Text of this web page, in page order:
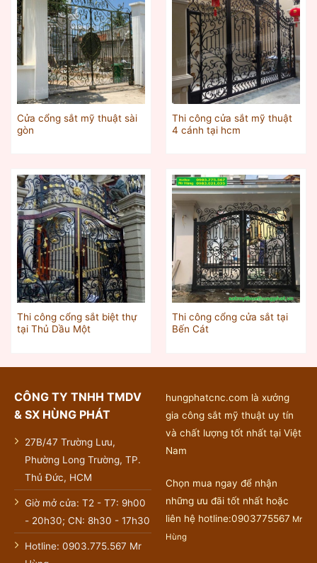
Cửa cổng sắt mỹ thuật sài
gòn
Thi công cửa sắt mỹ thuật
4 cánh tại hcm
Thi công cổng sắt biệt thự
tại Thủ Dầu Một
Thi công cổng cửa sắt tại
Bến Cát
CÔNG TY TNHH TMDV
& SX HÙNG PHÁT
27B/47 Trường Lưu,
Phường Long Trường, TP.
Thủ Đức, HCM
Giờ mở cửa: T2 - T7: 9h00
- 20h30; CN: 8h30 - 17h30
Hotline: 0903.775.567 Mr
hungphatcnc.com là xưởng
gia công sắt mỹ thuật uy tín
và chất lượng tốt nhất tại Việt
Nam
Chọn mua ngay để nhận
những ưu đãi tốt nhất hoặc
liên hệ hotline:0903775567 Mr
Hùng